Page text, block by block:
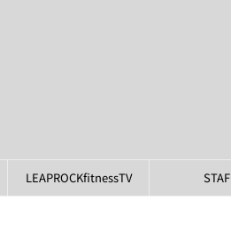
LEAPROCKfitnessTV